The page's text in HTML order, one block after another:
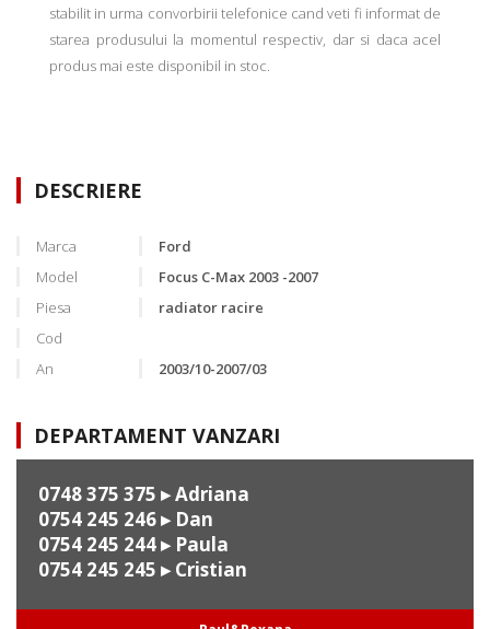
stabilit in urma convorbirii telefonice cand veti fi informat de
starea produsului la momentul respectiv, dar si daca acel
produs mai este disponibil in stoc.
DESCRIERE
Marca
Ford
Model
Focus C-Max 2003 -2007
Piesa
radiator racire
Cod
An
2003/10-2007/03
DEPARTAMENT VANZARI
0748 375 375 ▸ Adriana
0754 245 246▸ Dan
0754 245 244▸ Paula
0754 245 245 ▸ Cristian